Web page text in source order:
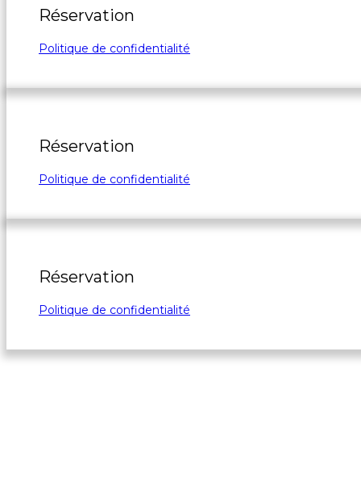
Réservation
Politique de confidentialité
Réservation
Politique de confidentialité
Réservation
Politique de confidentialité